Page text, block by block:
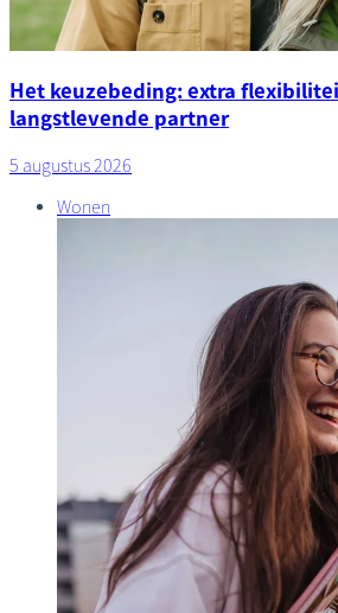
Het keuzebeding: extra
langstlevende partner
5 augustus 2026
Wonen